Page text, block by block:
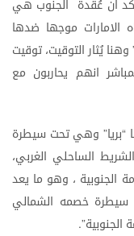
ان عُقدة الجنوب هي
الامارات موجها ضدها
وهنايُثارالتوقيت،توقيت
انهم يحاربون مع
“بريا” وهيتحت سيطرة
الشريط الساحلي الغربي،
الجنوبية ، وهو ما يعد
سيطرة خصمه الشمالي
الجنوبية”.